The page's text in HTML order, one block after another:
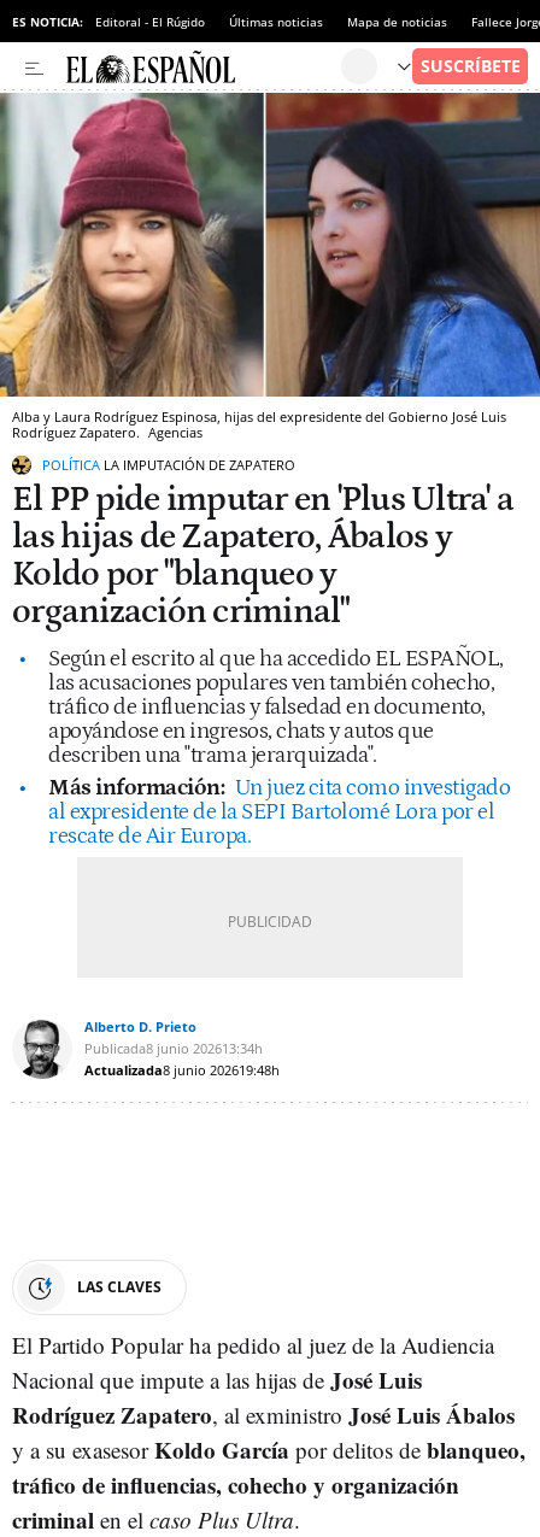
ES NOTICIA: Editoral - El Rúgido Últimas noticias Mapa de noticias Fallece
Alba y Laura Rodríguez Espinosa, hijas del expresidente del Gobierno José Luis
Rodríguez Zapatero. Agencias
POLÍTICA LA IMPUTACIÓN DE ZAPATERO
El PP pide imputar en 'Plus Ultra' a
las hijas de Zapatero, Ábalos y
Koldo por "blanqueo y
organización criminal"
Según el escrito al que ha accedido EL ESPAÑOL,
las acusaciones populares ven también cohecho,
tráfico de influencias y falsedad en documento,
apoyándose en ingresos, chats y autos que
describen una "trama jerarquizada".
Más información: Un juez cita como investigado
al expresidente de la SEPI Bartolomé Lora por el
rescate de Air Europa.
Alberto D. Prieto
Publicada8 junio 202613:34h
Actualizada8 junio 202619:48h
LAS CLAVES
El Partido Popular ha pedido al juez de la Audiencia
Nacional que impute a las hijas de José Luis
Rodríguez Zapatero, al exministro José Luis Ábalos
y a su exasesorKoldo García por delitos de blanqueo,
tráfico de influencias, cohecho y organización
criminal en el caso Plus Ultra.